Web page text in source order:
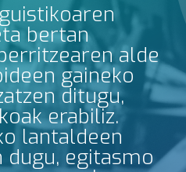
bertan
alde
gaineko
ditugu,
erabiliz.
lantaldeen
dugu, egitasmo